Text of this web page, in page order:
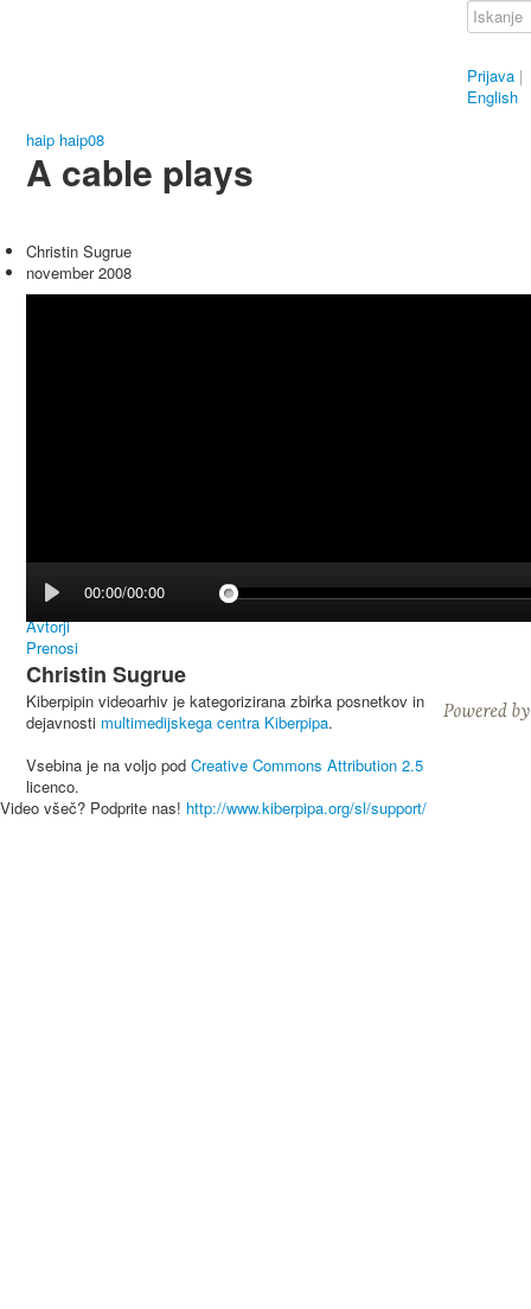
Prijava |
English
haip haip08
A cable plays
Christin Sugrue
november 2008
00:00/00:00
Avtorji
Prenosi
Christin Sugrue
Kiberpipin videoarhiv je kategorizirana zbirka posnetkov in
dejavnosti multimedijskega centra Kiberpipa.
Vsebina je na voljo pod Creative Commons Attribution 2.5
licenco.
Video všeč? Podprite nas! http://www.kiberpipa.org/sl/support/